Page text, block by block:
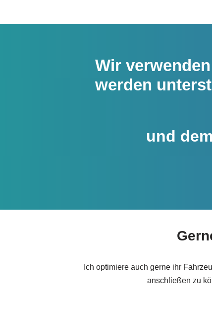
Wir
werden
und
Ich optimiere auch gerne ihr
anschließen zu